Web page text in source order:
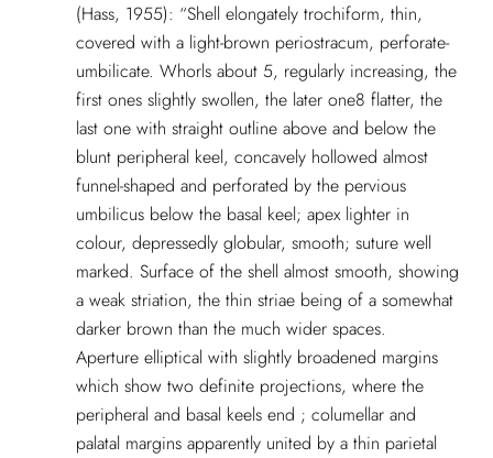
(Hass, 1955): “Shell elongately trochiform, thin,
covered with a light-brown periostracum, perforate-
umbilicate. Whorls about 5, regularly increasing, the
first ones slightly swollen, the later one8 flatter, the
last one with straight outline above and below the
blunt peripheral keel, concavely hollowed almost
funnel-shaped and perforated by the pervious
umbilicus below the basal keel; apex lighter in
colour, depressedly globular, smooth; suture well
marked. Surface of the shell almost smooth, showing
a weak striation, the thin striae being of a somewhat
darker brown than the much wider spaces.
Aperture elliptical with slightly broadened margins
which show two definite projections, where the
peripheral and basal keels end ; columellar and
palatal margins apparently united by a thin parietal